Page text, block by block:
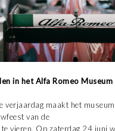
in het Alfa Romeo Museum
verjaardag maakt het
van de
te vieren. Op zaterdag 24 juni